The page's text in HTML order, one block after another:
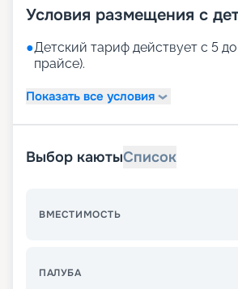
Условия размещения с
●Детский тариф действует с 5 до
прайсе).
Показать все условия
Выбор каютыСписок
ВМЕСТИМОСТЬ
ПАЛУБА